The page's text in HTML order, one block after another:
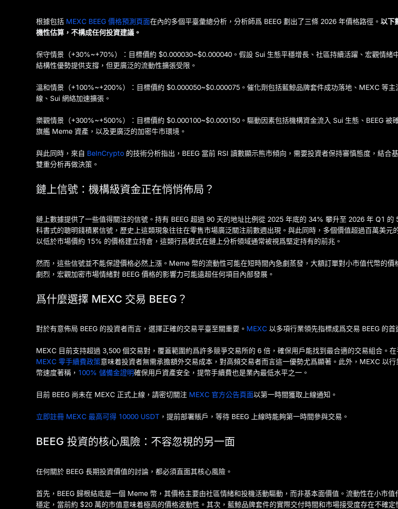
根據包括 MEXC BEEG 價格預測頁面在內的多個平臺彙總分析，分析師爲 BEEG 劃出了三條 2026 年價格路徑。 以下
機性估算，不構成任何投資建議。
保守情景（+30%~+70%）：目標價約 $0.000030~$0.000040。假設 Sui 生態平穩增長、社區持續活躍、宏觀情緒
結構性優勢提供支撐，但更廣泛的流動性擴張受限。
溫和情景（+100%~+200%）：目標價約 $0.000050~$0.000075。催化劑包括藍鯨品牌套件成功落地、MEXC 等主
線、Sui 網絡加速擴張。
樂觀情景（+300%~+500%）：目標價約 $0.000100~$0.000150。驅動因素包括機構資金流入 Sui 生態、BEEG 被
旗艦 Meme 資產，以及更廣泛的加密牛市環境。
與此同時，來自 BeInCrypto 的技術分析指出，BEEG 當前 RSI 讀數顯示熊市傾向，需要投資者保持審慎態度，結合
雙重分析再做決策。
鏈上信號：機構級資金正在悄悄佈局？
鏈上數據提供了一些值得關注的信號。持有 BEEG 超過 90 天的地址比例從 2025 年底的 34% 攀升至 2026 年 Q1 的
科書式的聰明錢積累信號，歷史上這類現象往往在零售市場廣泛關注前數週出現。與此同時，多個價值超過百萬美元
以低於市場價約 15% 的價格建立持倉，這類行爲模式在鏈上分析領域通常被視爲堅定持有的前兆。
然而，這些信號並不能保證價格必然上漲。Meme 幣的流動性可能在短時間內急劇蒸發，大額訂單對小市值代幣的價
劇烈，宏觀加密市場情緒對 BEEG 價格的影響力可能遠超任何項目內部發展。
爲什麼選擇 MEXC 交易 BEEG？
對於有意佈局 BEEG 的投資者而言，選擇正確的交易平臺至關重要。 MEXC 以多項行業領先指標成爲交易 BEEG 的首
MEXC 目前支持超過 3,500 個交易對，覆蓋範圍約爲許多競爭交易所的 6 倍，確保用戶能找到最合適的交易組合。在
MEXC 零手續費政策意味着投資者無需承擔額外交易成本，對高頻交易者而言這一優勢尤爲顯著。此外，MEXC 以行
幣速度著稱， 100% 儲備金證明確保用戶資產安全，提幣手續費也是業內最低水平之一。
目前 BEEG 尚未在 MEXC 正式上線，請密切關注 MEXC 官方公告頁面以第一時間獲取上線通知。
立即註冊 MEXC 最高可得 10000 USDT ，提前部署賬戶，等待 BEEG 上線時能夠第一時間參與交易。
BEEG 投資的核心風險：不容忽視的另一面
任何關於 BEEG 長期投資價值的討論，都必須直面其核心風險。
首先，BEEG 歸根結底是一個 Meme 幣，其價格主要由社區情緒和投機活動驅動，而非基本面價值。流動性在小市值
穩定，當前約 $20 萬的市值意味着極高的價格波動性。其次，藍鯨品牌套件的實際交付時間和市場接受度存在不確定